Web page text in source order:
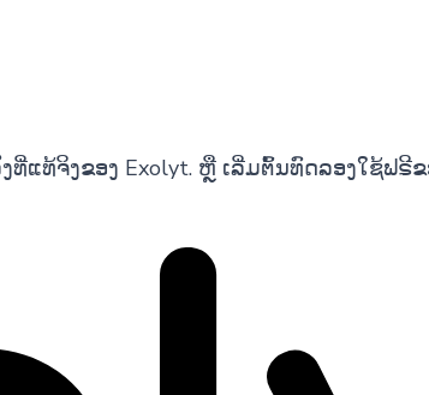
ທ້ຈິງຂອງ Exolyt. ຫຼື ເລີ່ມຕົ້ນທົດລອງໃຊ້ຟຣີ